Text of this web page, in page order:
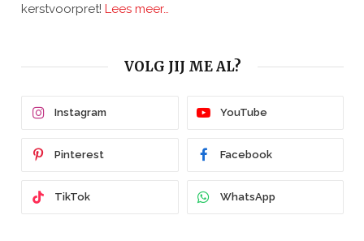
kerstvoorpret! Lees meer…
VOLG JIJ ME AL?
Instagram YouTube
Pinterest Facebook
TikTok WhatsApp